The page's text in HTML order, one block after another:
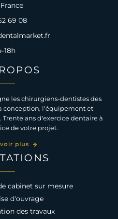
69 08
les chirurgiens-dentistes des
conception, l'équipement et
ans d'exercice dentaire à
de votre projet.
plus
cabinet sur mesure
d'ouvrage
des travaux